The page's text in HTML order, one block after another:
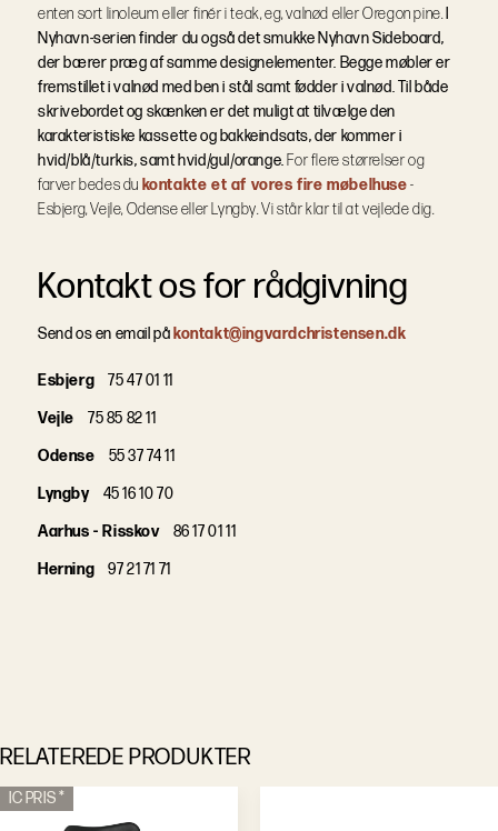
enten sort linoleum eller finér i teak, eg, valnød eller Oregon pine.I
Nyhavn-serien finder du også det smukke Nyhavn Sideboard,
der bærer præg af samme designelementer. Begge møbler er
fremstillet i valnød med ben i stål samt fødder i valnød. Til både
skrivebordet og skænken er det muligt at tilvælge den
karakteristiske kassette og bakkeindsats, der kommer i
hvid/blå/turkis, samt hvid/gul/orange. For flere størrelser og
farver bedes du kontakte et af vores fire møbelhuse-
Esbjerg, Vejle, Odense eller Lyngby. Vi står klar til at vejlede dig.
Kontakt os for rådgivning
Send os en email på kontakt@ingvardchristensen.dk
Esbjerg
75 47 01 11
Vejle
75 85 82 11
Odense
55 37 74 11
Lyngby
45 16 10 70
Aarhus - Risskov
86 17 01 11
Herning
97 21 71 71
RELATEREDE PRODUKTER
IC PRIS *